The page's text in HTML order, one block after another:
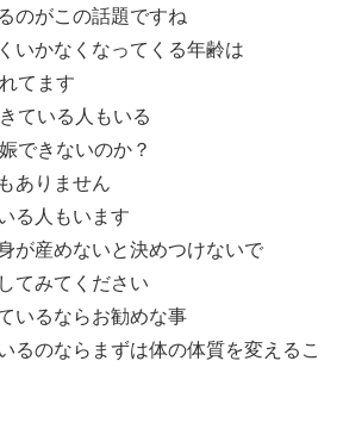
のがこの話題ですね
いかなくなってくる年齢は
てます
ている人もいる
できないのか？
ありません
る人もいます
が産めないと決めつけないで
てみてください
いるならお勧めな事
るのならまずは体の体質を変えるこ